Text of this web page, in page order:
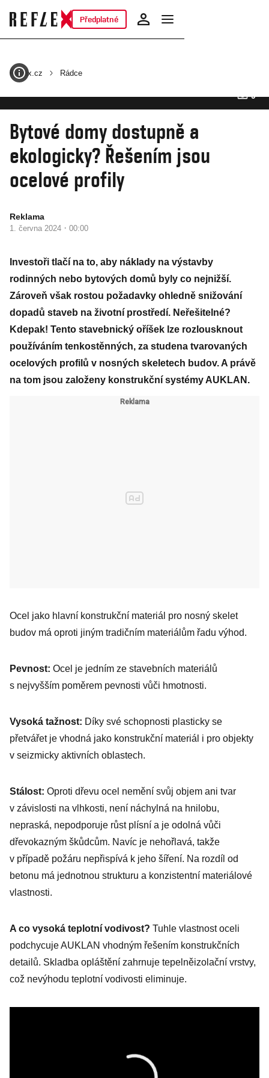
Předplatné
Reflex.cz Rádce
9
Fotogalerie
Bytové domy dostupně a
ekologicky? Řešením jsou
ocelové profily
Reklama
1. června 2024 · 00:00
Investoři tlačí na to, aby náklady na výstavby
rodinných nebo bytových domů byly co nejnižší.
Zároveň však rostou požadavky ohledně snižování
dopadů staveb na životní prostředí. Neřešitelné?
Kdepak! Tento stavebnický oříšek lze rozlousknout
používáním tenkostěnných, za studena tvarovaných
ocelových profilů v nosných skeletech budov. A právě
na tom jsou založeny konstrukční systémy AUKLAN.
Ocel jako hlavní konstrukční materiál pro nosný skelet
budov má oproti jiným tradičním materiálům řadu výhod.
Pevnost: Ocel je jedním ze stavebních materiálů
s nejvyšším poměrem pevnosti vůči hmotnosti.
Vysoká tažnost: Díky své schopnosti plasticky se
přetvářet je vhodná jako konstrukční materiál i pro objekty
v seizmicky aktivních oblastech.
Stálost: Oproti dřevu ocel nemění svůj objem ani tvar
v závislosti na vlhkosti, není náchylná na hnilobu,
nepraská, nepodporuje růst plísní a je odolná vůči
dřevokazným škůdcům. Navíc je nehořlavá, takže
v případě požáru nepřispívá k jeho šíření. Na rozdíl od
betonu má jednotnou strukturu a konzistentní materiálové
vlastnosti.
A co vysoká teplotní vodivost? Tuhle vlastnost oceli
podchycuje AUKLAN vhodným řešením konstrukčních
detailů. Skladba opláštění zahrnuje tepelněizolační vrstvy,
což nevýhodu teplotní vodivosti eliminuje.